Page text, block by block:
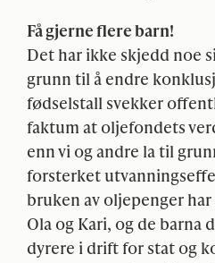
Få gjerne flere barn!
Det har ikke skjedd noe
grunn til å endre
fødselstall svekker
faktum at oljefondets
enn vi og andre la til
forsterket
bruken av oljepenger
Ola og Kari, og de barna
dyrere i drift for stat og